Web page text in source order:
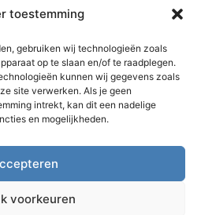
toestemming
gebruiken wij technologieën zoals
op te slaan en/of te raadplegen.
kunnen wij gegevens zoals
site verwerken. Als je geen
intrekt, kan dit een nadelige
en mogelijkheden.
voorkeuren
Contact
onderdeel van
Disclaimer